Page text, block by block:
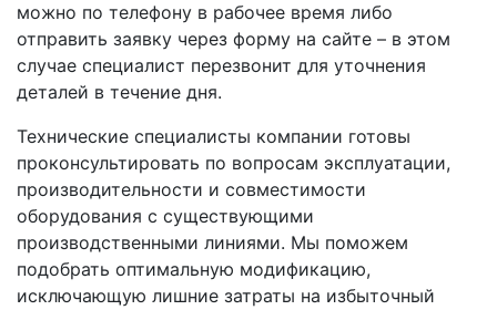
можно по телефону в рабочее время либо
отправить заявку через форму на сайте – в этом
случае специалист перезвонит для уточнения
деталей в течение дня.
Технические специалисты компании готовы
проконсультировать по вопросам эксплуатации,
производительности и совместимости
оборудования с существующими
производственными линиями. Мы поможем
подобрать оптимальную модификацию,
исключающую лишние затраты на избыточный